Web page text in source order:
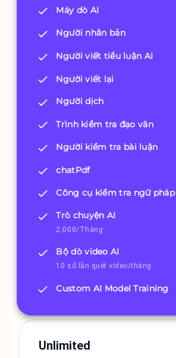
Máy dò AI
Người nhân bản
Người viết tiểu luận AI
Người viết lại
Người dịch
Trình kiểm tra đạo văn
Người kiểm tra bài luận
chatPdf
Công cụ kiểm tra ngữ pháp
Trò chuyện AI
2,000/Tháng
Bộ dò video AI
10 số lần quét video/tháng
Custom AI Model Training
Unlimited